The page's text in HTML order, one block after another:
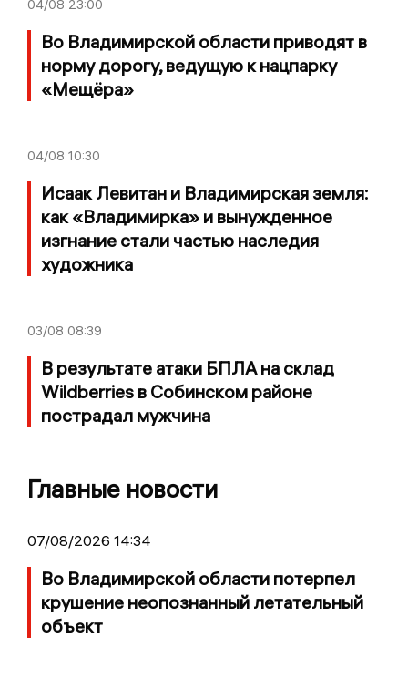
04/08 23:00
Во Владимирской области приводят в
норму дорогу, ведущую к нацпарку
«Мещёра»
04/08 10:30
Исаак Левитан и Владимирская земля:
как «Владимирка» и вынужденное
изгнание стали частью наследия
художника
03/08 08:39
В результате атаки БПЛА на склад
Wildberries в Собинском районе
пострадал мужчина
Главные новости
07/08/2026 14:34
Во Владимирской области потерпел
крушение неопознанный летательный
объект